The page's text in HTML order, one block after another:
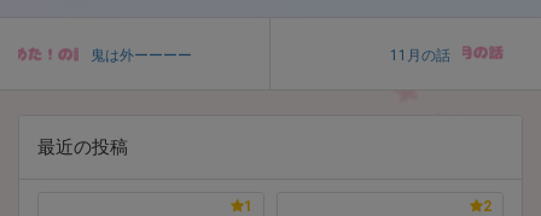
鬼は外ーーーー 11月の話
最近の投稿
1 2